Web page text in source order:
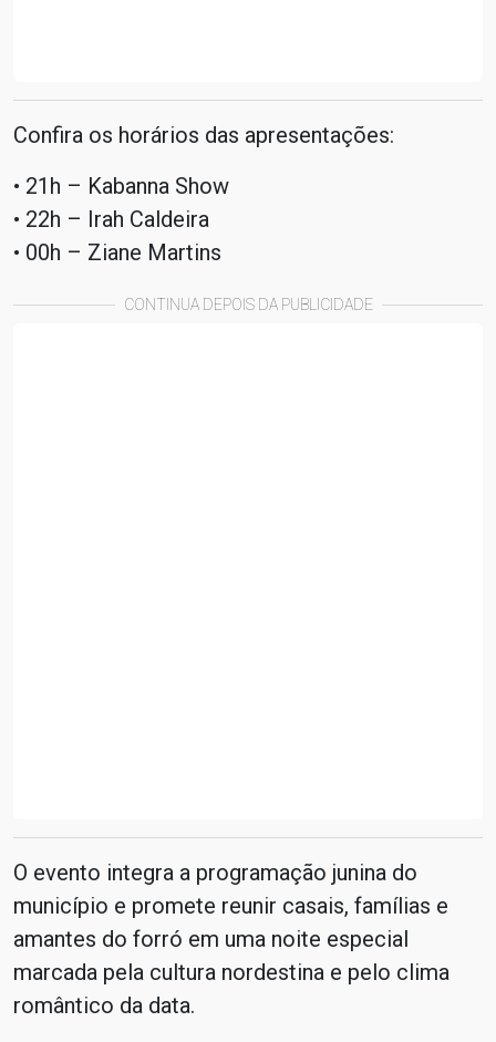
Confira os horários das apresentações:
• 21h – Kabanna Show
• 22h – Irah Caldeira
• 00h – Ziane Martins
CONTINUA DEPOIS DA PUBLICIDADE
O evento integra a programação junina do
município e promete reunir casais, famílias e
amantes do forró em uma noite especial
marcada pela cultura nordestina e pelo clima
romântico da data.